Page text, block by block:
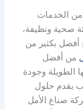
من الخدمات
صحية ونظيفة،
أفضل بكثير من
من أفضل
الطويلة وجودة
يقدم حلول
صناع الأمل